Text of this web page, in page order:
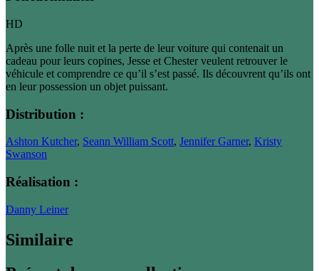
HD
Après une folle nuit et la perte de leur voiture qui contenait un
cadeau pour leurs copines, Jesse et Chester veulent retrouver le
véhicule et comprendre ce qu’il s’est passé. Ils découvrent qu’ils ont
en leur possession un objet puissant.
Distribution :
Ashton Kutcher, Seann William Scott, Jennifer Garner, Kristy
Swanson
Réalisation :
Danny Leiner
Similaire